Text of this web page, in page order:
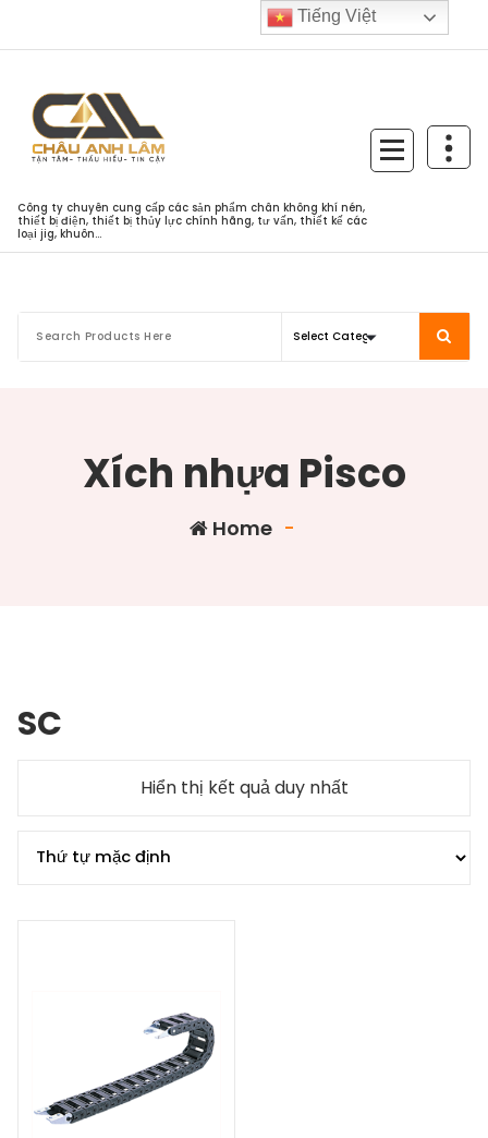
Công ty chuyên cung cấp các sản phẩm chân không khí nén,
thiết bị điện, thiết bị thủy lực chính hãng, tư vấn, thiết kế các
loại jig, khuôn...
Xích nhựa Pisco
Home -
SC
Hiển thị kết quả duy nhất
Tiếng Việt